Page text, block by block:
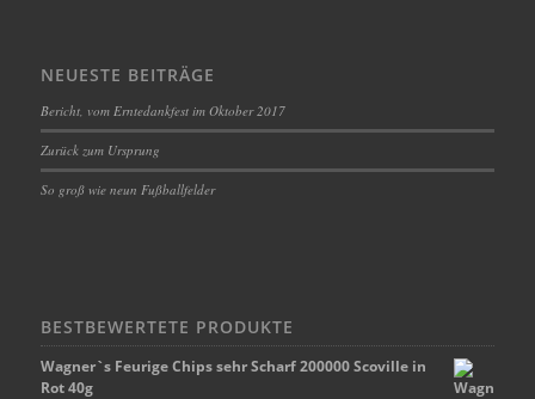
NEUESTE BEITRÄGE
Bericht, vom Erntedankfest im Oktober 2017
Zurück zum Ursprung
So groß wie neun Fußballfelder
BESTBEWERTETE PRODUKTE
Wagner`s Feurige Chips sehr Scharf 200000 Scoville in
Rot 40g